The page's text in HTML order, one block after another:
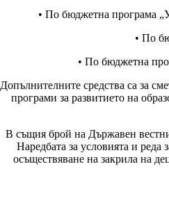
• По бюджетна програма
• По
• По бюджетна
Допълнителните средства са за
програми за развитието на
В същия брой на Държавен
Наредбата за условията и реда
осъществяване на закрила на